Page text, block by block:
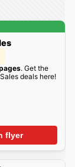
. Get the
Sales deals here!
flyer